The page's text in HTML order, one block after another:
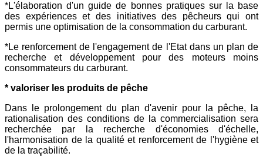
*L'élaboration d'un guide de bonnes pratiques sur la base
des expériences et des initiatives des pêcheurs qui ont
permis une optimisation de la consommation du carburant.
*Le renforcement de l'engagement de l'Etat dans un plan de
recherche et développement pour des moteurs moins
consommateurs du carburant.
* valoriser les produits de pêche
Dans le prolongement du plan d'avenir pour la pêche, la
rationalisation des conditions de la commercialisation sera
recherchée par la recherche d'économies d'échelle,
l'harmonisation de la qualité et renforcement de l'hygiène et
de la traçabilité.